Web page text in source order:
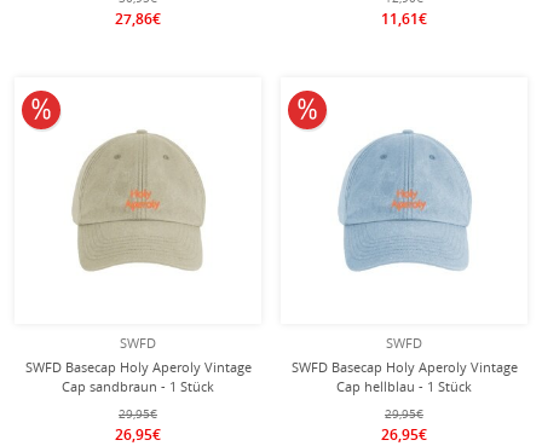
27,86€ 11,61€
SWFD
SWFD Basecap Holy Aperoly Vintage
Cap sandbraun - 1 Stück
29,95€
26,95€
10% reduziert
SWFD
SWFD Basecap Holy Aperoly Vintage
Cap hellblau - 1 Stück
29,95€
26,95€
10% reduziert